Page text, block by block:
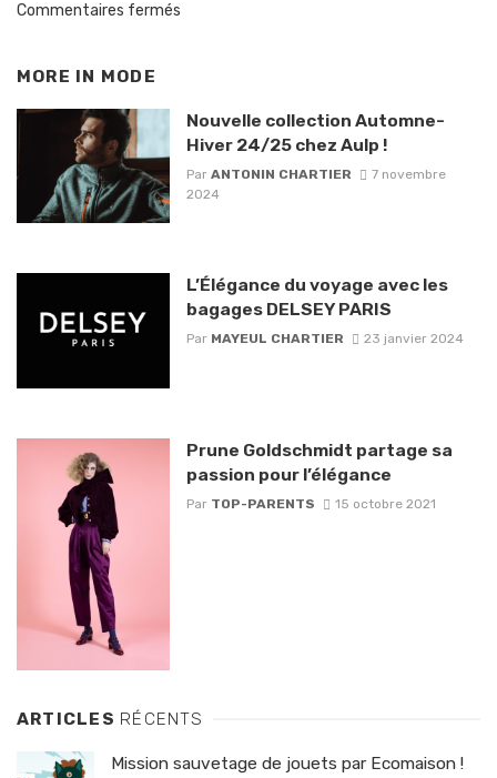
Commentaires fermés
MORE IN MODE
Nouvelle collection Automne-
Hiver 24/25 chez Aulp !
Par ANTONIN CHARTIER
7 novembre
2024
L’Élégance du voyage avec les
bagages DELSEY PARIS
Par MAYEUL CHARTIER 23 janvier 2024
Prune Goldschmidt partage sa
passion pour l’élégance
Par TOP-PARENTS 15 octobre 2021
ARTICLES RÉCENTS
Mission sauvetage de jouets par Ecomaison !